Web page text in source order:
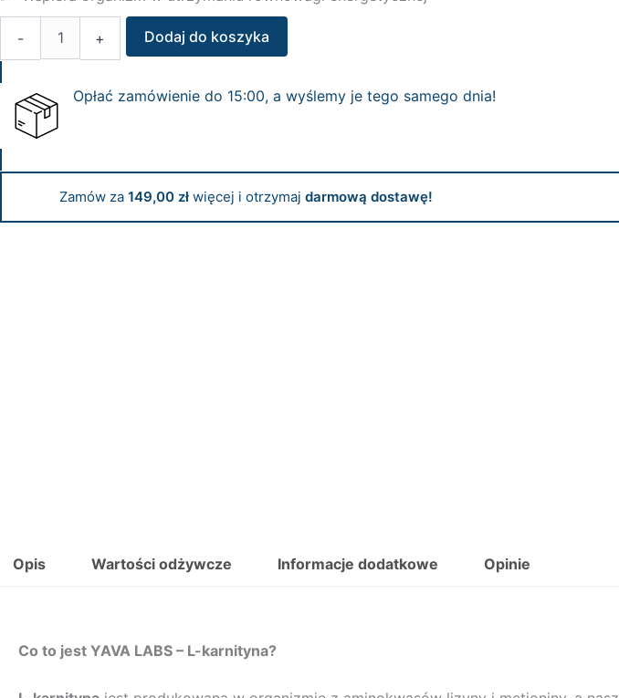
-
karnityna
kapsułek
+ Dodaj do koszyka
Opłać zamówienie do 15:00, a wyślemy je tego samego dnia!
Zamów za 149,00 zł więcej i otrzymaj darmową dostawę!
Opis Wartości odżywcze Informacje dodatkowe Opinie
Co to jest YAVA LABS – L-karnityna?